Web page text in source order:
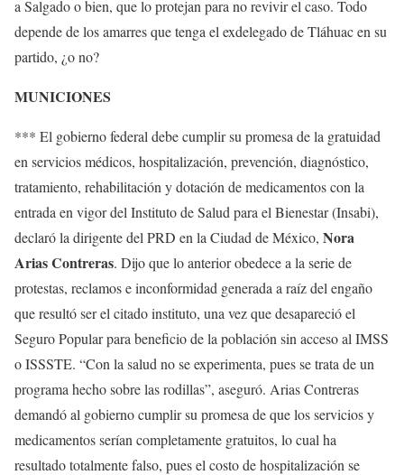
a Salgado o bien, que lo protejan para no revivir el caso. Todo
depende de los amarres que tenga el exdelegado de Tláhuac en su
partido, ¿o no?
MUNICIONES
*** El gobierno federal debe cumplir su promesa de la gratuidad
en servicios médicos, hospitalización, prevención, diagnóstico,
tratamiento, rehabilitación y dotación de medicamentos con la
entrada en vigor del Instituto de Salud para el Bienestar (Insabi),
declaró la dirigente del PRD en la Ciudad de México, Nora
Arias Contreras. Dijo que lo anterior obedece a la serie de
protestas, reclamos e inconformidad generada a raíz del engaño
que resultó ser el citado instituto, una vez que desapareció el
Seguro Popular para beneficio de la población sin acceso al IMSS
o ISSSTE. “Con la salud no se experimenta, pues se trata de un
programa hecho sobre las rodillas”, aseguró. Arias Contreras
demandó al gobierno cumplir su promesa de que los servicios y
medicamentos serían completamente gratuitos, lo cual ha
resultado totalmente falso, pues el costo de hospitalización se